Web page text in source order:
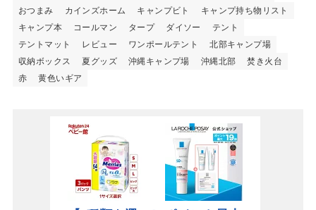
おつまみ
カインズホーム キャンプビト
キャンプ持ち物リスト
キャンプ本
コールマン タープ ダイソー
テント
テントマット
レビュー ワンポールテント
北部キャンプ場
収納ボックス
夏グッズ 沖縄キャンプ場 沖縄北部
焚き火台
赤
黄色いギア